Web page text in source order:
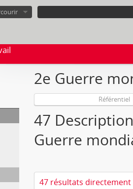
2e Guerre
Référentiel
47
Guerre
47 résultats directement